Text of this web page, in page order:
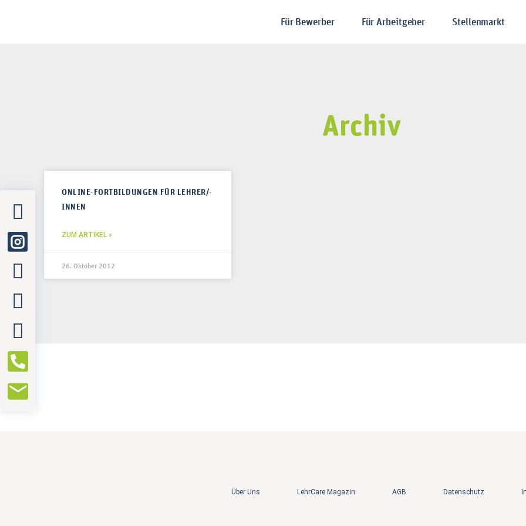
Für Bewerber Für Arbeitgeber Stellenmarkt
Archiv
ONLINE-FORTBILDUNGEN FÜR LEHRER/-
INNEN
ZUM ARTIKEL »
26. Oktober 2012
Über Uns LehrCare Magazin AGB Datenschutz